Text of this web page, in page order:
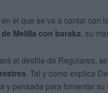
el que se va a contar con
Melilla con baraka, su
el desfile de Regulares,
. Tal y como explica
y pensada para fomentar